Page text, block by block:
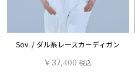
Sov. / ダル糸レースカーディガン
¥ 37,400 税込